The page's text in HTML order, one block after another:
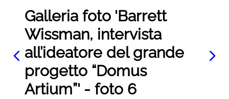
Galleria foto 'Barrett
Wissman, intervista
all’ideatore del grande
progetto “Domus
Artium”' - foto 6